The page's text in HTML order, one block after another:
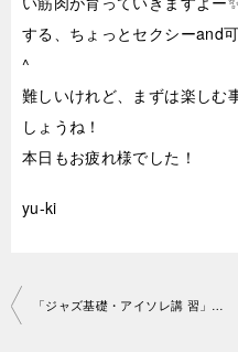
する、ちょっとセクシーand
^
難しいけれど、まずは楽しむ
しょうね！
本日もお疲れ様でした！
yu-ki
投
「ジャズ基礎・アイソレ講 習」池袋教室2020-4-17-­no0050-1455